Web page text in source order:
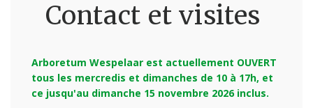
Contact et visites
Arboretum Wespelaar est actuellement OUVERT
tous les mercredis et dimanches de 10 à 17h, et
ce jusqu'au dimanche 15 novembre 2026 inclus.